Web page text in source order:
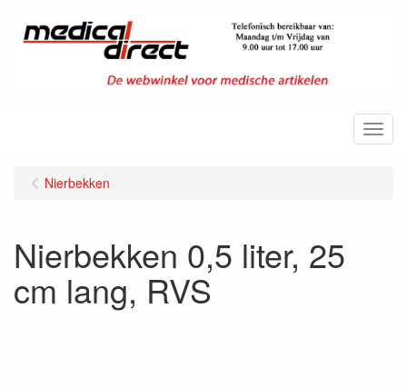
Menu
Nierbekken
Nierbekken 0,5 liter, 25
cm lang, RVS